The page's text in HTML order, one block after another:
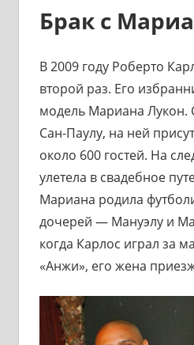
Брак с
В 2009 году Роберто
второй раз. Его
модель Мариана Лукон.
Сан-Паулу, на ней
около 600 гостей. На
улетела в свадебное
Мариана родила
дочерей — Мануэлу и
когда Карлос играл за
«Анжи», его жена